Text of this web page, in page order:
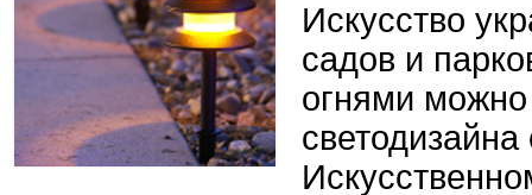
Искусство
садов и
огнями можно